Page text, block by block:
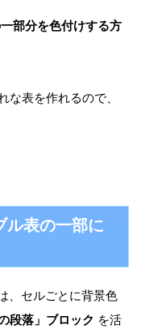
部分を色付けする方
な表を作れるので、
ル表の一部に
、セルごとに背景色
段落」ブロック を活